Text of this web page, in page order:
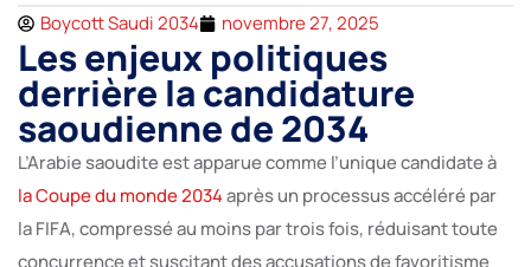
Boycott Saudi 2034 novembre 27, 2025
Les enjeux politiques
derrière la candidature
saoudienne de 2034
L’Arabie saoudite est apparue comme l’unique candidate à
la Coupe du monde 2034après un processus accéléré par
la FIFA, compressé au moins par trois fois, réduisant toute
concurrence et suscitant des accusations de favoritisme